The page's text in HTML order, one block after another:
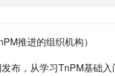
布，从学习TnPM基础